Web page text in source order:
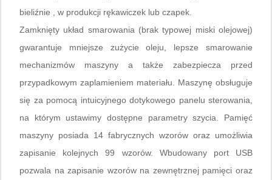
bieliźnie , w produkcji rękawiczek lub czapek.
Zamknięty układ smarowania (brak typowej miski olejowej)
gwarantuje mniejsze zużycie oleju, lepsze smarowanie
mechanizmów maszyny a także zabezpiecza przed
przypadkowym zaplamieniem materiału. Maszynę obsługuje
się za pomocą intuicyjnego dotykowego panelu sterowania,
na którym ustawimy dostępne parametry szycia. Pamięć
maszyny posiada 14 fabrycznych wzorów oraz umożliwia
zapisanie kolejnych 99 wzorów. Wbudowany port USB
pozwala na zapisanie wzorów na zewnętrznej pamięci oraz